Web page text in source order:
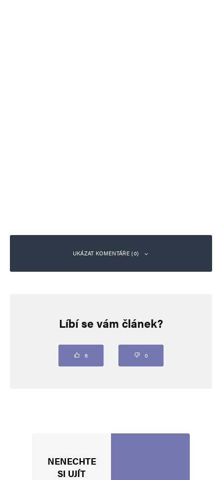
UKÁZAT KOMENTÁŘE (0)
Vaše e-mailová adresa nebude zveřejněna. Vyžadované informace jsou
Líbí se vám článek?
6 0
NENECHTE
SI UJÍT